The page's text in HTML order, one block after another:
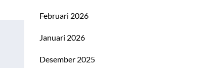
Februari 2026
Januari 2026
Desember 2025